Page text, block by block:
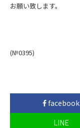
お願い致します。
(№0395)
facebook
LINE